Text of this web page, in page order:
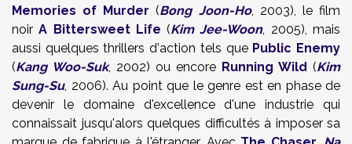
Memories of Murder (Bong Joon-Ho, 2003), le film
noirA Bittersweet Life (Kim Jee-Woon, 2005), mais
aussi quelques thrillers d'action tels que Public Enemy
(Kang Woo-Suk, 2002) ou encore Running Wild (Kim
Sung-Su, 2006). Au point que le genre est en phase de
devenir le domaine d'excellence d'une industrie qui
connaissait jusqu'alors quelques difficultés à imposer sa